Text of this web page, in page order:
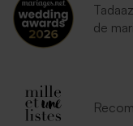
de